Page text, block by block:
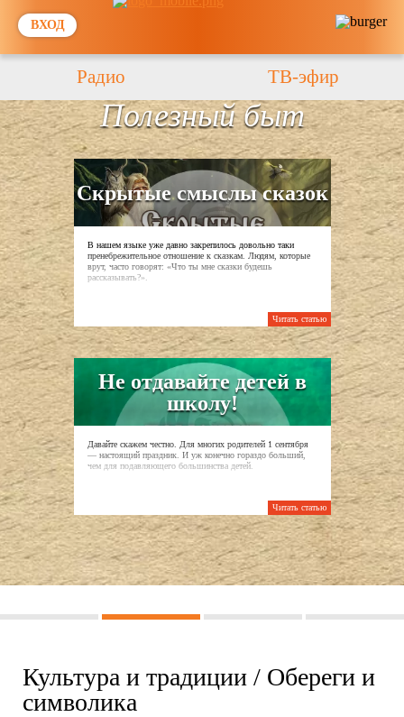
ВХОД
Радио ТВ-эфир
Previous Полезный быт
Скрытые смыслы сказок
В нашем языке уже давно закрепилось довольно таки
пренебрежительное отношение к сказкам. Людям, которые
врут, часто говорят: «Что ты мне сказки будешь
рассказывать?».
Читать статью
Не отдавайте детей в
школу!
Давайте скажем честно. Для многих родителей 1 сентября
— настоящий праздник. И уж конечно гораздо больший,
чем для подавляющего большинства детей.
Читать статью
Next
1 2 3 4
Культура и традиции / Обереги и
символика